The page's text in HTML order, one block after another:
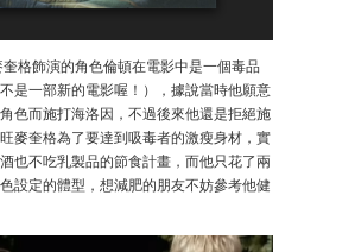
格飾演的角色倫頓在電影中是一個毒品
是一部新的電影喔！），據說當時他願意
色而施打海洛因，不過後來他還是拒絕施
麥奎格為了要達到吸毒者的激瘦身材，實
也不吃乳製品的節食計畫，而他只花了兩
設定的體型，想減肥的朋友不妨參考他健